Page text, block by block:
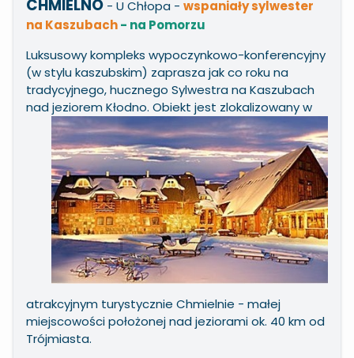
CHMIELNO - U Chłopa - wspaniały sylwester
na Kaszubach- na Pomorzu
Luksusowy kompleks wypoczynkowo-konferencyjny
(w stylu kaszubskim) zaprasza jak co roku na
tradycyjnego, hucznego Sylwestra na Kaszubach
nad jeziorem Kłodno. Obiekt jest zlokalizowany w
atrakcyjnym turystycznie Chmielnie - małej
miejscowości położonej nad jeziorami ok. 40 km od
Trójmiasta.